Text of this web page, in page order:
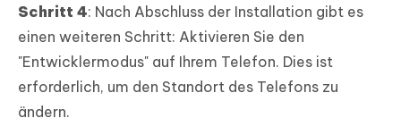
Schritt 4: Nach Abschluss der Installation gibt es
einen weiteren Schritt: Aktivieren Sie den
"Entwicklermodus" auf Ihrem Telefon. Dies ist
erforderlich, um den Standort des Telefons zu
ändern.